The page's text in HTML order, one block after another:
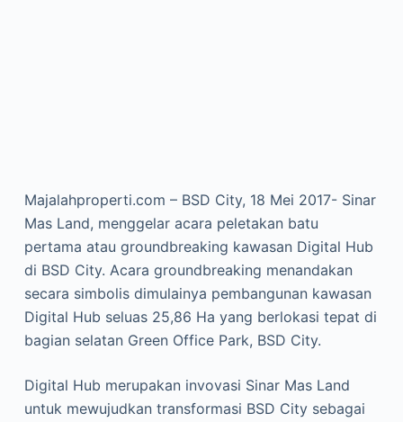
Majalahproperti.com – BSD City, 18 Mei 2017- Sinar
Mas Land, menggelar acara peletakan batu
pertama atau groundbreaking kawasan Digital Hub
di BSD City. Acara groundbreaking menandakan
secara simbolis dimulainya pembangunan kawasan
Digital Hub seluas 25,86 Ha yang berlokasi tepat di
bagian selatan Green Office Park, BSD City.
Digital Hub merupakan invovasi Sinar Mas Land
untuk mewujudkan transformasi BSD City sebagai